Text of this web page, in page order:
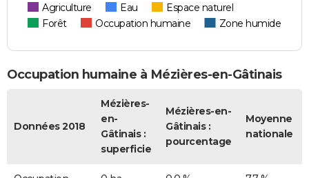
Agriculture Eau
Espace naturel
Forêt
Occupation humaine Zone humide
Occupation humaine à Mézières-en-Gâtinais
Données 2018
Mézières-
en-
Gâtinais :
superficie
Mézières-en-
Gâtinais :
pourcentage
Moyenne
nationale